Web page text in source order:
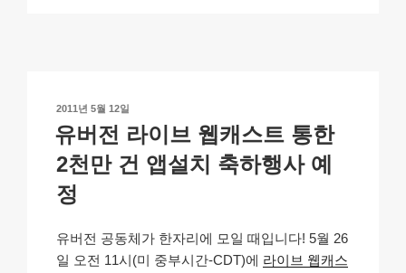
n
k
o
k
p
at
작
성
일
자
2011년 5월 12일
유버전 라이브 웹캐스트 통한
2천만 건 앱설치 축하행사 예
정
유버전 공동체가 한자리에 모일 때입니다! 5월 26
일 오전 11시(미 중부시간-CDT)에 라이브 웹캐스